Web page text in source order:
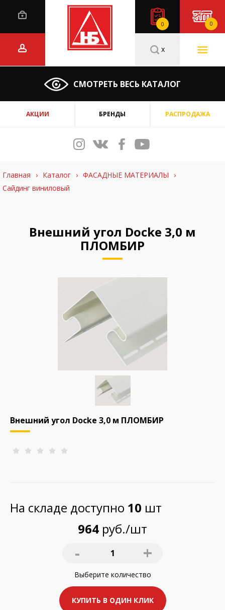
0 0
СМОТРЕТЬ ВЕСЬ КАТАЛОГ
x
АКЦИИ БРЕНДЫ РАСПРОДАЖА
Главная › Каталог › ФАСАДНЫЕ МАТЕРИАЛЫ
›
Сайдинг виниловый
Внешний угол Docke 3,0 м
ПЛОМБИР
Внешний угол Docke 3,0 м ПЛОМБИР
На складе доступно 10 шт
964 руб./шт
- 1 +
Выберите количество
КУПИТЬ В ОДИН КЛИК